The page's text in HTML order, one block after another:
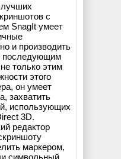
с
SnagIt умеет
и производить
последующим
только этим
этого
он умеет
захватить
использующих
3D.
редактор
маркером,
символьный